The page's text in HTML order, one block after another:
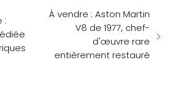
:
À vendre : Aston Martin
V8 de 1977, chef-
d'œuvre rare
entièrement restauré